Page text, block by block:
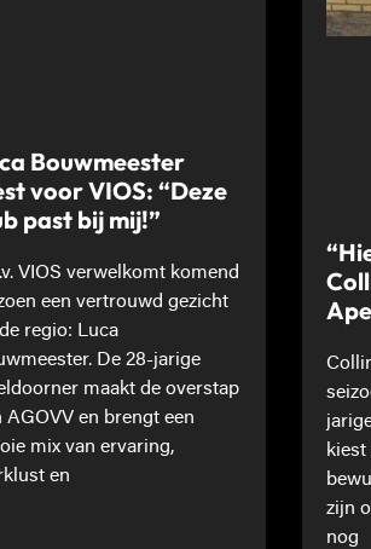
Bouwmeester
voor VIOS: “Deze
past bij mij!”
VIOS verwelkomt komend
een vertrouwd gezicht
regio: Luca
De 28-jarige
maakt de overstap
AGOVV en brengt een
mix van ervaring,
en
zijn
nog